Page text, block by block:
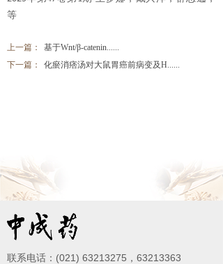
等
上一篇：
基于Wnt/β-catenin......
下一篇：
化瘀消痞汤对大鼠胃癌前病变及H......
联系电话：(021) 63213275，63213363